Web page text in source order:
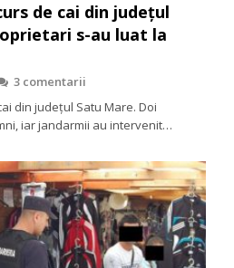
de cai din județul
s-au luat la
3 comentarii
din județul Satu Mare. Doi
iar jandarmii au intervenit…